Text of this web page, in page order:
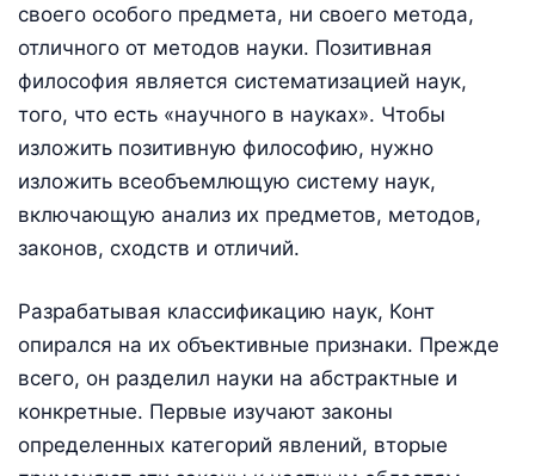
своего особого предмета, ни своего метода,
отличного от методов науки. Позитивная
философия является систематизацией наук,
того, что есть «научного в науках». Чтобы
изложить позитивную философию, нужно
изложить всеобъемлющую систему наук,
включающую анализ их предметов, методов,
законов, сходств и отличий.
Разрабатывая классификацию наук, Конт
опирался на их объективные признаки. Прежде
всего, он разделил науки на абстрактные и
конкретные. Первые изучают законы
определенных категорий явлений, вторые